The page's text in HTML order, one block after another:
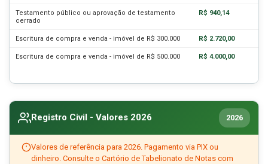
Testamento público ou aprovação de testamento
cerrado
R$ 940,14
Escritura de compra e venda - imóvel de R$ 300.000 R$ 2.720,00
Escritura de compra e venda - imóvel de R$ 500.000 R$ 4.000,00
Registro Civil - Valores 2026 2026
Valores de referência para 2026. Pagamento via PIX ou
dinheiro. Consulte o Cartório de Tabelionato de Notas com